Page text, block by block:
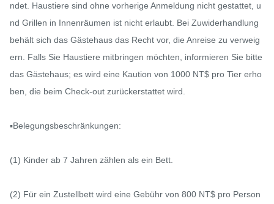
ndet. Haustiere sind ohne vorherige Anmeldung nicht gestattet, u
nd Grillen in Innenräumen ist nicht erlaubt. Bei Zuwiderhandlung
behält sich das Gästehaus das Recht vor, die Anreise zu verweig
ern. Falls Sie Haustiere mitbringen möchten, informieren Sie bitte
das Gästehaus; es wird eine Kaution von 1000 NT$ pro Tier erho
ben, die beim Check-out zurückerstattet wird.
▪️Belegungsbeschränkungen:
(1) Kinder ab 7 Jahren zählen als ein Bett.
(2) Für ein Zustellbett wird eine Gebühr von 800 NT$ pro Person